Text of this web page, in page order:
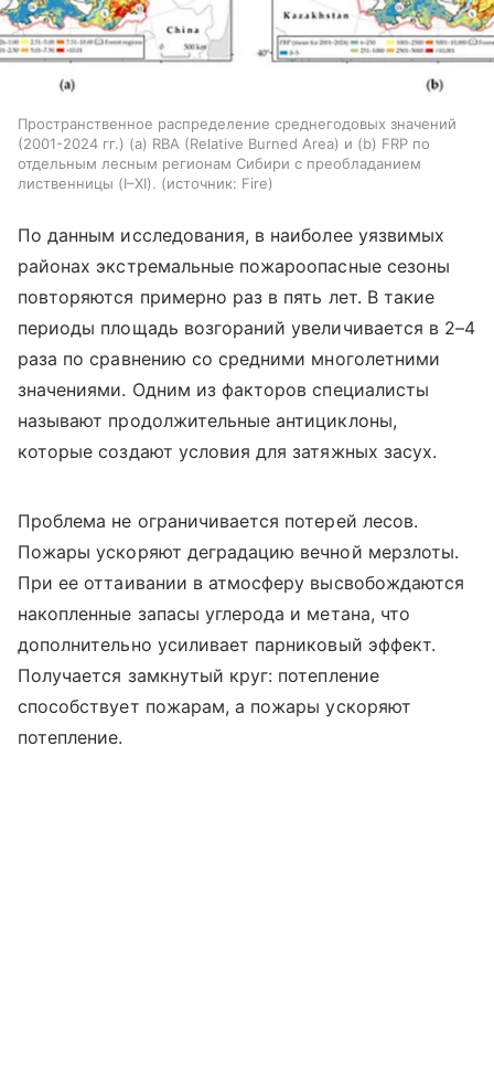
Пространственное распределение среднегодовых значений
(2001-2024 гг.) (а) RBA (Relative Burned Area) и (b) FRP по
отдельным лесным регионам Сибири с преобладанием
лиственницы (I–XI).
источник: Fire
По данным исследования, в наиболее уязвимых
районах экстремальные пожароопасные сезоны
повторяются примерно раз в пять лет. В такие
периоды площадь возгораний увеличивается в 2–4
раза по сравнению со средними многолетними
значениями. Одним из факторов специалисты
называют продолжительные антициклоны,
которые создают условия для затяжных засух.
Проблема не ограничивается потерей лесов.
Пожары ускоряют деградацию вечной мерзлоты.
При ее оттаивании в атмосферу высвобождаются
накопленные запасы углерода и метана, что
дополнительно усиливает парниковый эффект.
Получается замкнутый круг: потепление
способствует пожарам, а пожары ускоряют
потепление.